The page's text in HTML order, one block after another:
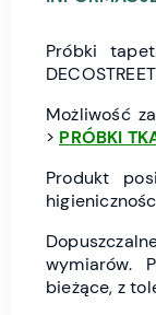
Próbki
Możliwość
> PRÓBKI
Produkt
wymiarów.
bieżące, z